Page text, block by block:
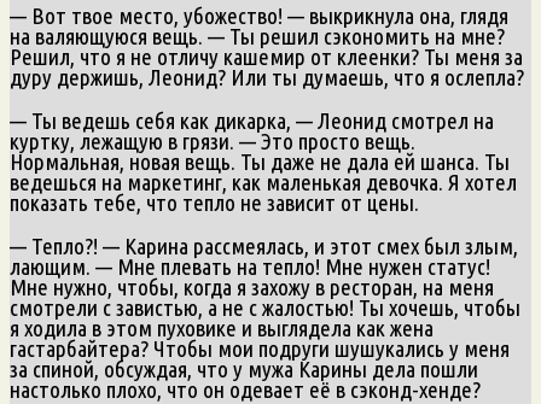
— Вот твое место, убожество! — выкрикнула она, глядя
на валяющуюся вещь. — Ты решил сэкономить на мне?
Решил, что я не отличу кашемир от клеенки? Ты меня за
дуру держишь, Леонид? Или ты думаешь, что я ослепла?
— Ты ведешь себя как дикарка, — Леонид смотрел на
куртку, лежащую в грязи. — Это просто вещь.
Нормальная, новая вещь. Ты даже не дала ей шанса. Ты
ведешься на маркетинг, как маленькая девочка. Я хотел
показать тебе, что тепло не зависит от цены.
— Тепло?! — Карина рассмеялась, и этот смех был злым,
лающим. — Мне плевать на тепло! Мне нужен статус!
Мне нужно, чтобы, когда я захожу в ресторан, на меня
смотрели с завистью, а не с жалостью! Ты хочешь, чтобы
я ходила в этом пуховике и выглядела как жена
гастарбайтера? Чтобы мои подруги шушукались у меня
за спиной, обсуждая, что у мужа Карины дела пошли
настолько плохо, что он одевает её в сэконд-хенде?